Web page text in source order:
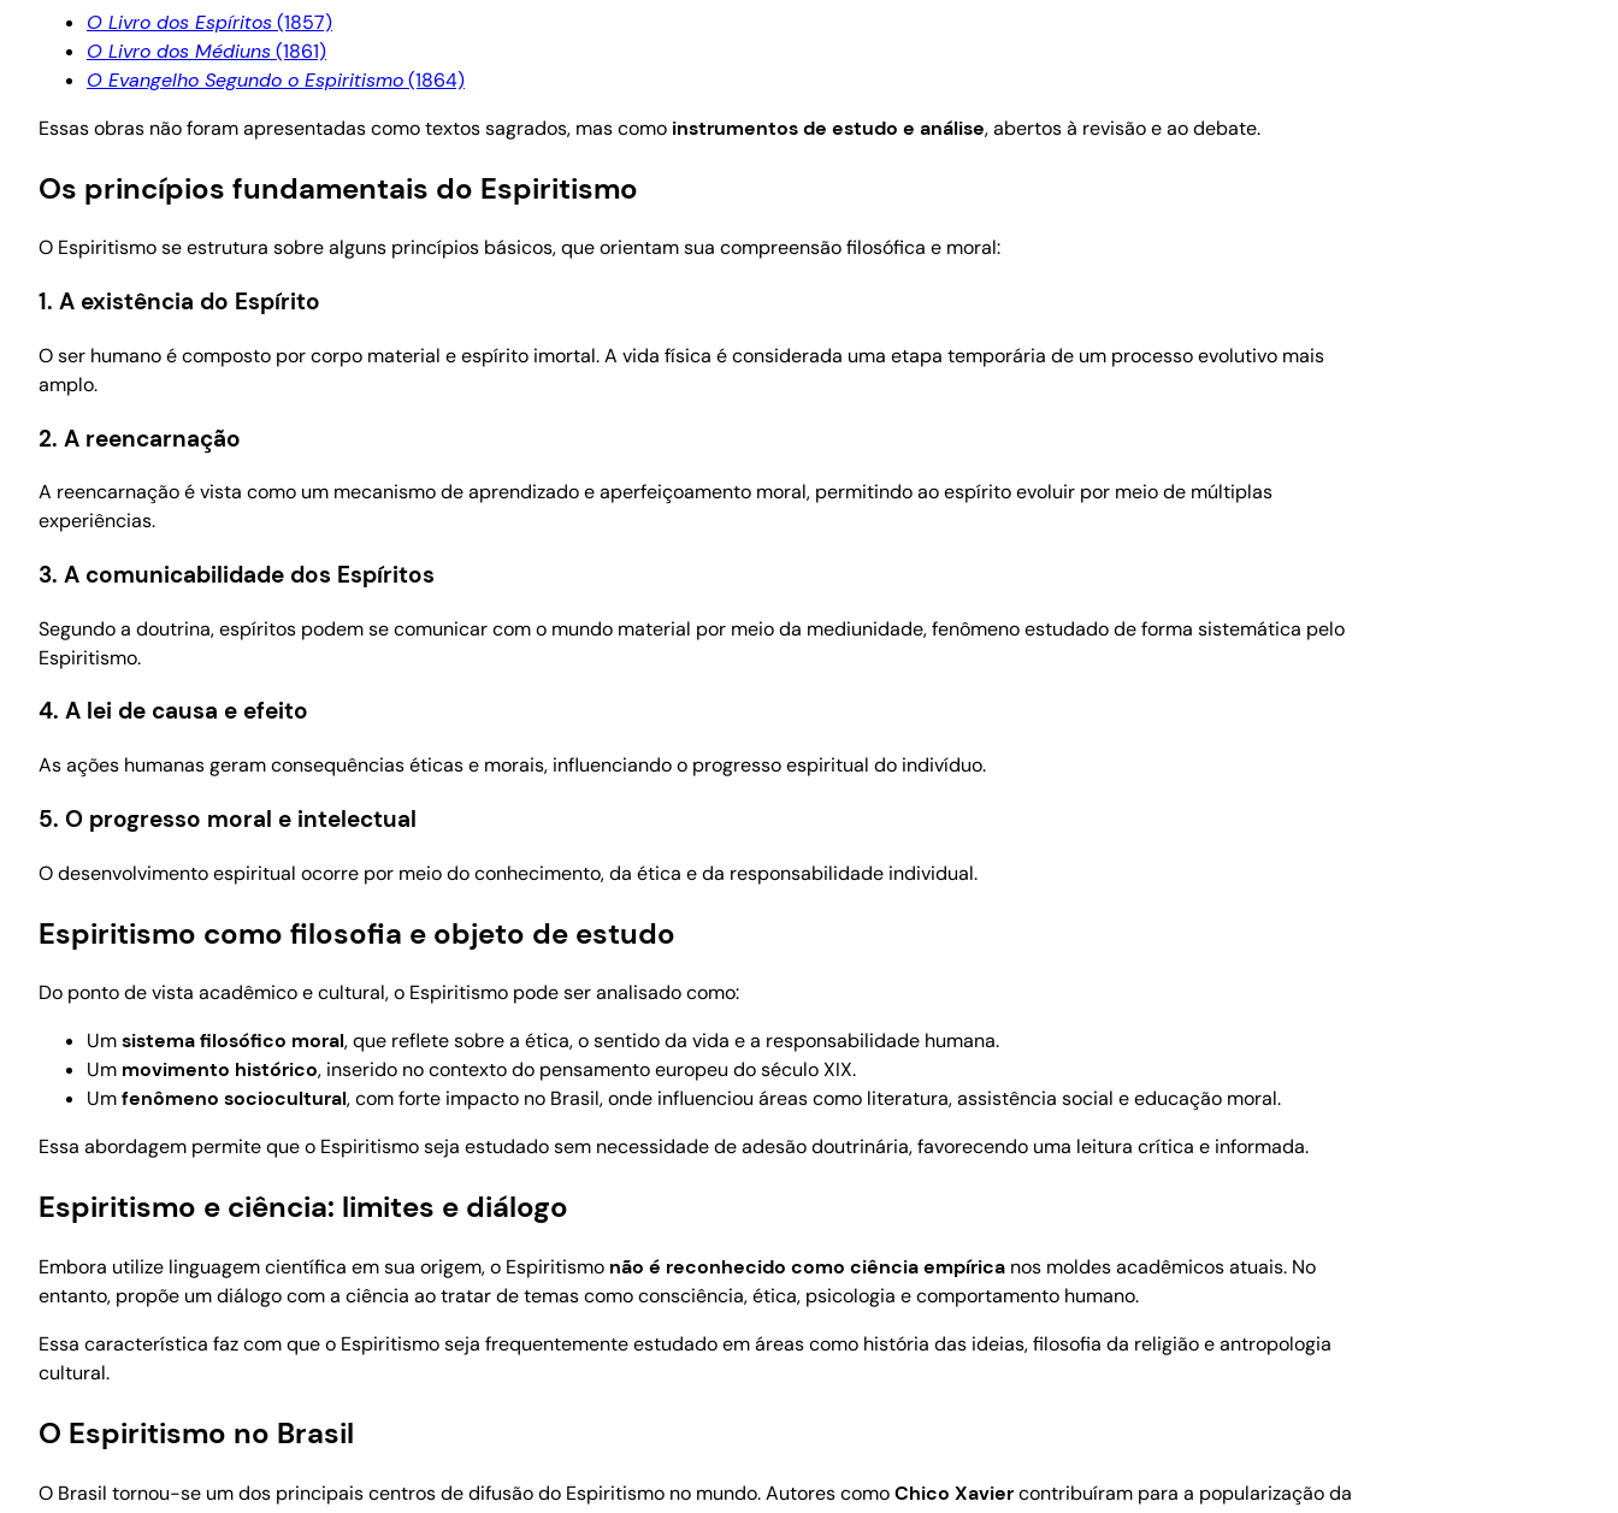
O Livro dos Espíritos(1857)
O Livro dos Médiuns(1861)
O Evangelho Segundo o Espiritismo(1864)
Essas obras não foram apresentadas como textos sagrados, mas como instrumentos de estudo e análise, abertos à revisão e ao debate.
Os princípios fundamentais do Espiritismo
O Espiritismo se estrutura sobre alguns princípios básicos, que orientam sua compreensão filosófica e moral:
1. A existência do Espírito
O ser humano é composto por corpo material e espírito imortal. A vida física é considerada uma etapa temporária de um processo evolutivo mais
amplo.
2. A reencarnação
A reencarnação é vista como um mecanismo de aprendizado e aperfeiçoamento moral, permitindo ao espírito evoluir por meio de múltiplas
experiências.
3. A comunicabilidade dos Espíritos
Segundo a doutrina, espíritos podem se comunicar com o mundo material por meio da mediunidade, fenômeno estudado de forma sistemática pelo
Espiritismo.
4. A lei de causa e efeito
As ações humanas geram consequências éticas e morais, influenciando o progresso espiritual do indivíduo.
5. O progresso moral e intelectual
O desenvolvimento espiritual ocorre por meio do conhecimento, da ética e da responsabilidade individual.
Espiritismo como filosofia e objeto de estudo
Do ponto de vista acadêmico e cultural, o Espiritismo pode ser analisado como:
Umsistema filosófico moral, que reflete sobre a ética, o sentido da vida e a responsabilidade humana.
Um movimento histórico, inserido no contexto do pensamento europeu do século XIX.
Umfenômeno sociocultural, com forte impacto no Brasil, onde influenciou áreas como literatura, assistência social e educação moral.
Essa abordagem permite que o Espiritismo seja estudado sem necessidade de adesão doutrinária, favorecendo uma leitura crítica e informada.
Espiritismo e ciência: limites e diálogo
Embora utilize linguagem científica em sua origem, o Espiritismo não é reconhecido como ciência empírica nos moldes acadêmicos atuais. No
entanto, propõe um diálogo com a ciência ao tratar de temas como consciência, ética, psicologia e comportamento humano.
Essa característica faz com que o Espiritismo seja frequentemente estudado em áreas como história das ideias, filosofia da religião e antropologia
cultural.
O Espiritismo no Brasil
O Brasil tornou-se um dos principais centros de difusão do Espiritismo no mundo. Autores comoChico Xaviercontribuíram para a popularização da